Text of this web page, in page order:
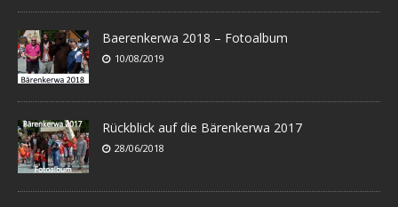
Baerenkerwa 2018 – Fotoalbum
10/08/2019
Rückblick auf die Bärenkerwa 2017
28/06/2018